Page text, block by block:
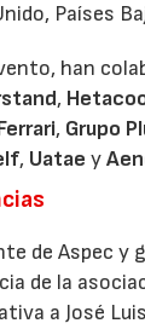
Países
han
,
, Grupo
, Uatae y
de Aspec
de la
a José